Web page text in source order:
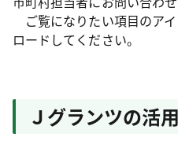
ご覧になりたい項目のア
ロードしてください。
Ｊグランツの活